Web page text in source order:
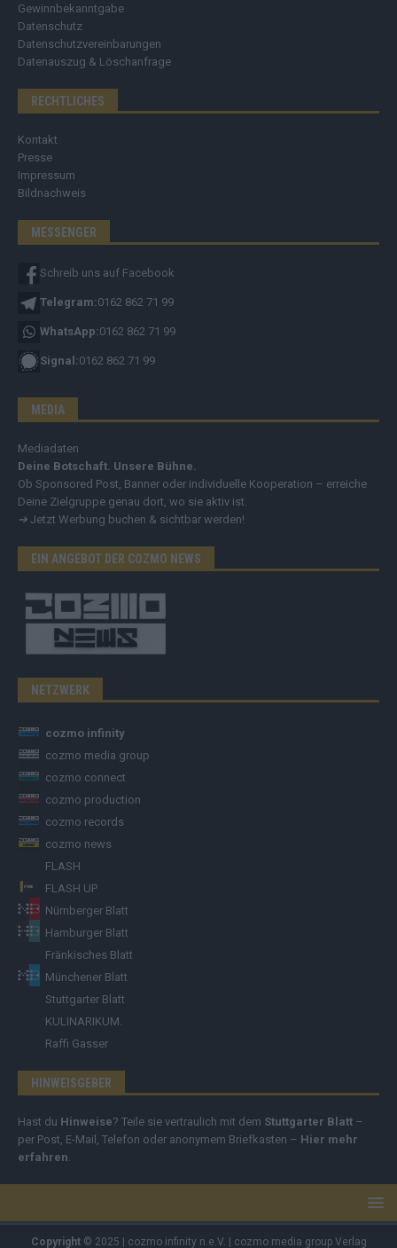
Gewinnbekanntgabe
Datenschutz
Datenschutzvereinbarungen
Datenauszug & Löschanfrage
RECHTLICHES
Kontakt
Presse
Impressum
Bildnachweis
MESSENGER
Schreib uns auf Facebook
Telegram:0162 862 71 99
WhatsApp:0162 862 71 99
Signal:0162 862 71 99
MEDIA
Mediadaten
Deine Botschaft. Unsere Bühne.
Ob Sponsored Post, Banner oder individuelle Kooperation – erreiche
Deine Zielgruppe genau dort, wo sie aktiv ist.
➔ Jetzt Werbung buchen & sichtbar werden!
EIN ANGEBOT DER COZMO NEWS
NETZWERK
cozmo infinity
cozmo media group
cozmo connect
cozmo production
cozmo records
cozmo news
FLASH
FLASH UP
Nürnberger Blatt
Hamburger Blatt
Fränkisches Blatt
Münchener Blatt
Stuttgarter Blatt
KULINARIKUM.
Raffi Gasser
HINWEISGEBER
Hast du Hinweise? Teile sie vertraulich mit dem Stuttgarter Blatt –
per Post, E-Mail, Telefon oder anonymem Briefkasten – Hier mehr
erfahren.
Copyright© 2025 | cozmo infinity n.e.V. | cozmo media group Verlag